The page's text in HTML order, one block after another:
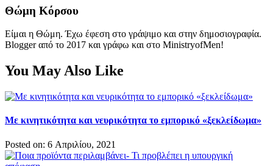
Θώμη Κόρσου
Είμαι η Θώμη. Έχω έφεση στο γράψιμο και στην δημοσιογραφία.
Blogger από το 2017 και γράφω και στο MinistryofMen!
You May Also Like
Με κινητικότητα και νευρικότητα το εμπορικό «ξεκλείδωμα»
Posted on: 6 Απριλίου, 2021